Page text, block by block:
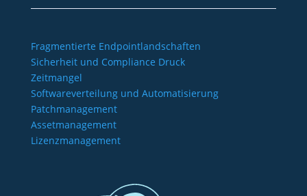
Fragmentierte Endpointlandschaften
Sicherheit und Compliance Druck
Zeitmangel
Softwareverteilung und Automatisierung
Patchmanagement
Assetmanagement
Lizenzmanagement